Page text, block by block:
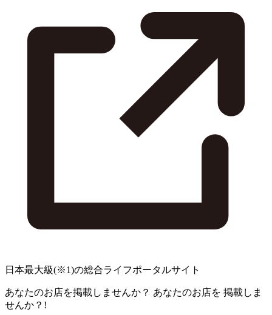
日本最大級(※1)の総合ライフポータルサイト
あなたのお店を掲載しませんか？ あなたのお店を 掲載しま
せんか？!